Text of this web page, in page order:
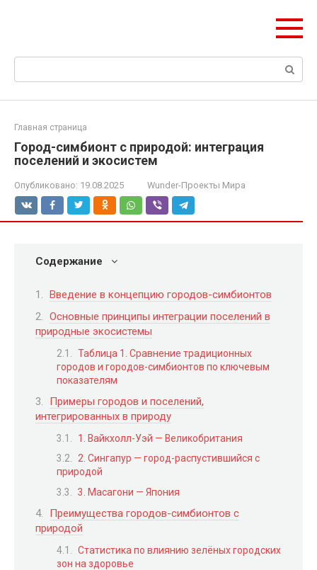
Поиск:
Главная страница
Город-симбионт с природой: интеграция
поселений и экосистем
Опубликовано: 19.08.2025 Wunder-Проекты Мира
Содержание
Введение в концепцию городов-симбионтов
Основные принципы интеграции поселений в
природные экосистемы
Таблица 1. Сравнение традиционных
городов и городов-симбионтов по ключевым
показателям
Примеры городов и поселений,
интегрированных в природу
1. Вайкхолл-Уэй — Великобритания
2. Сингапур — город-распустившийся с
природой
3. Масагони — Япония
Преимущества городов-симбионтов с
природой
Статистика по влиянию зелёных городских
зон на здоровье